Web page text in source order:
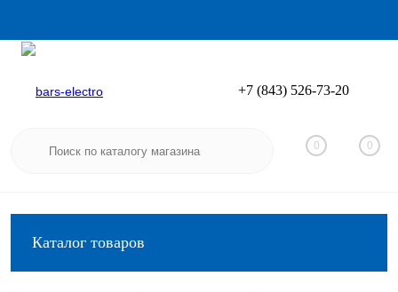
Вход
+7 (843) 526-73-20
0 0
Каталог товаров